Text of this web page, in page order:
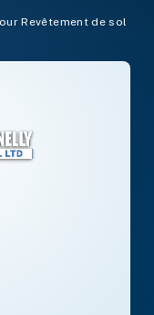
Revêtement de sol